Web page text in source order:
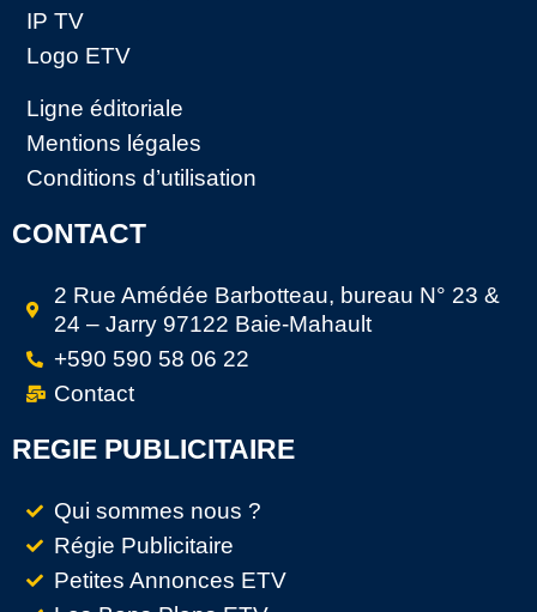
IP TV
Logo ETV
Ligne éditoriale
Mentions légales
Conditions d’utilisation
CONTACT
2 Rue Amédée Barbotteau, bureau N° 23 &
24 – Jarry 97122 Baie-Mahault
+590 590 58 06 22
Contact
REGIE PUBLICITAIRE
Qui sommes nous ?
Régie Publicitaire
Petites Annonces ETV